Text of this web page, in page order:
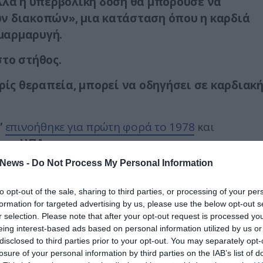
- Do Not Process My Personal Information
opt-out of the sale, sharing to third parties, or processing of your
for targeted advertising by us, please use the below opt-out
selection. Please note that after your opt-out request is processed
interest-based ads based on personal information utilized by us
to third parties prior to your opt-out. You may separately
of your personal information by third parties on the IAB’s list of
διακοπών», μια κατάσταση όπου η καρδιά
στήθος.
θεραπεία, μπορεί να οδηγήσει σε καρδιακή
επινοήθηκε για πρώτη φορά το 1978 και
ΗΠΑ.
λιγότερο ευγενικό όνομα:κολπική αρρυθμία
πόσο συχνή είναι η πάθηση, κυρίως
ανώμαλο καρδιακό παλμό μετά την
ιατρική βοήθεια.